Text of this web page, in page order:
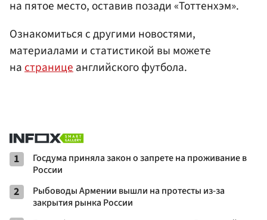
на пятое место, оставив позади «Тоттенхэм».
Ознакомиться с другими новостями,
материалами и статистикой вы можете
настраницеанглийского футбола.
1
Госдума приняла закон о запрете на проживание в
России
2
Рыбоводы Армении вышли на протесты из-за
закрытия рынка России